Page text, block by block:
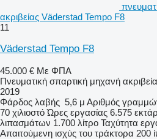
ακριβείας Väderstad Tempo F8
11
Väderstad Tempo F8
45.000 € Με ΦΠΑ
Πνευματική σπαρτική μηχανή
2019
Φάρδος λαβής 5,6 μ Αριθμός
70 χιλιοστό Ώρες εργασίας 6.575
λιπασμάτων 1.700 λίτρο Ταχύτητα
Απαιτούμενη ισχύς του τράκτορα 200